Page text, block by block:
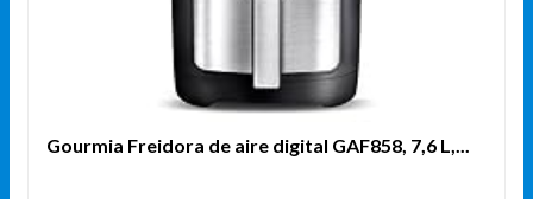
Gourmia Freidora de aire digital GAF858, 7,6 L,...